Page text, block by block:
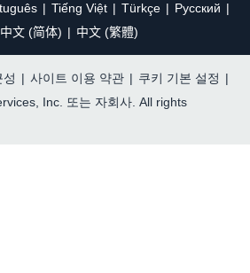
Tiếng Việt Türkçe
Ρусский
中文 (简体) 中文 (繁體)
성 | 사이트 이용 약관 | 쿠키 기본 설정 |
Inc. 또는 자회사. All rights